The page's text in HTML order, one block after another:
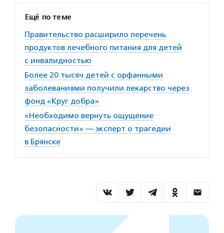
Ещё по теме
Правительство расширило перечень
продуктов лечебного питания для детей
с инвалидностью
Более 20 тысяч детей с орфанными
заболеваниями получили лекарство через
фонд «Круг добра»
«Необходимо вернуть ощущение
безопасности» — эксперт о трагедии
в Брянске